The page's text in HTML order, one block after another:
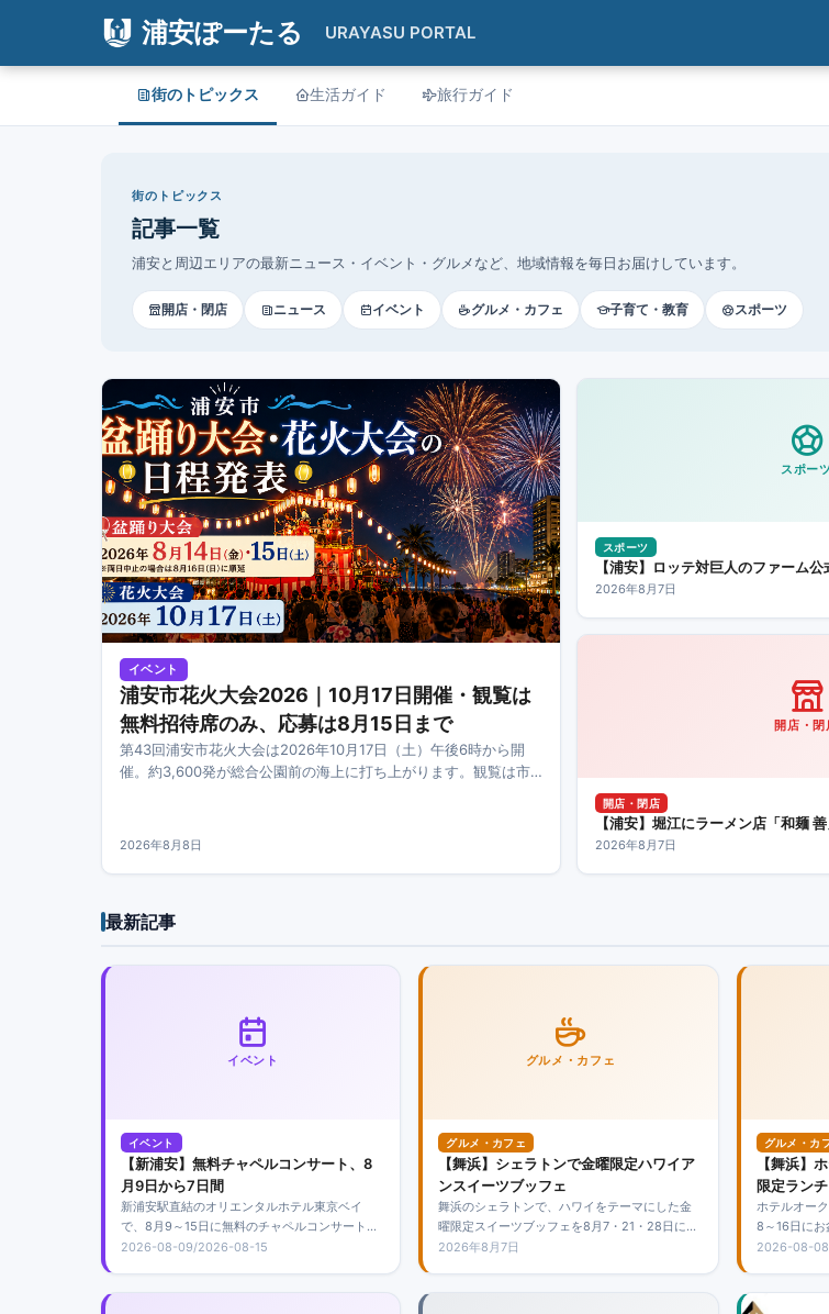
浦安ぽーたる URAYASU PORTAL
街のトピックス 生活ガイド 旅行ガイド
街のトピックス
記事一覧
浦安と周辺エリアの最新ニュース・イベント・グルメなど、地域情報を毎日お届けしています。
開店・閉店 ニュース イベント グルメ・カフェ 子育て・教育 スポーツ
イベント
浦安市花火大会2026｜10月17日開催・観覧は
無料招待席のみ、応募は8月15日まで
第43回浦安市花火大会は2026年10月17日（土）午後6時から開
催。約3,600発が総合公園前の海上に打ち上がります。観覧は市
2026年8月8日
スポー
スポーツ
【浦安】ロッテ対巨人のファーム
2026年8月7日
開店・閉
開店・閉店
【浦安】堀江にラーメン店「和麺
2026年8月7日
最新記事
イベント
イベント
【新浦安】無料チャペルコンサート、8
月9日から7日間
新浦安駅直結のオリエンタルホテル東京ベイ
で、8月9～15日に無料のチャペルコンサートを
開催。4歳以上が対象で予約不要、各回先着80
2026-08-09/2026-08-15
グルメ・カフェ
グルメ・カフェ
【舞浜】シェラトンで金曜限定ハワイア
ンスイーツブッフェ
舞浜のシェラトンで、ハワイをテーマにした金
曜限定スイーツブッフェを8月7・21・28日に開
催。大人5,000円、4～12歳2,500円で、南国ス
2026年8月7日
グルメ・カ
【舞浜】
限定ランチ
ホテルオー
8～16日にお
金は5,400円
2026-08-